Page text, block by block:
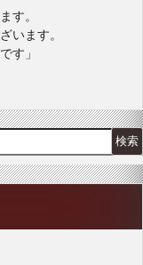
す。
います。
す」